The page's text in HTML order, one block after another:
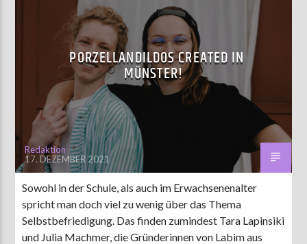
AKTUELLER TRACK
BEFORE TIGERS
AKTUELLE SENDUNG
COFFEESHOP
09:00 12:00
ZU HÖREN IN Münster 90,9 MHz Steinfurt103,9 MHz
PORZELLANDILDOS CREATED IN
MÜNSTER!
Redaktion
17. DEZEMBER 2021
Sowohl in der Schule, als auch im Erwachsenenalter
spricht man doch viel zu wenig über das Thema
Selbstbefriedigung. Das finden zumindest Tara Lapinsiki
und Julia Machmer, die Gründerinnen von Labim aus